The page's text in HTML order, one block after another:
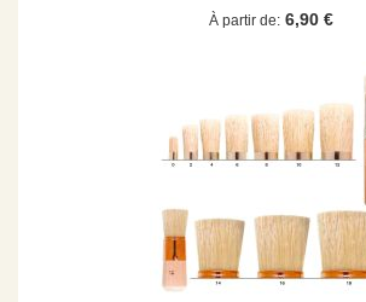
À partir de 6,90 €